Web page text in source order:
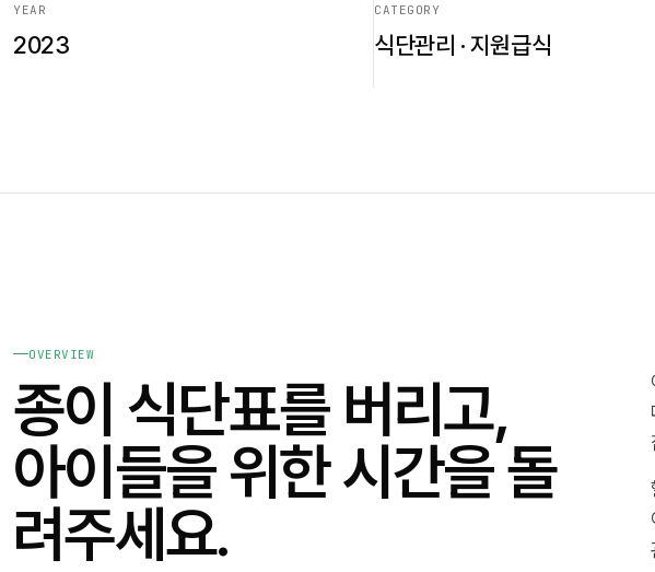
YEAR
2023
CATEGORY
식단관리 · 지원급식
OVERVIEW
종이 식단표를 버리고,
아이들을 위한 시간을 돌
려주세요.